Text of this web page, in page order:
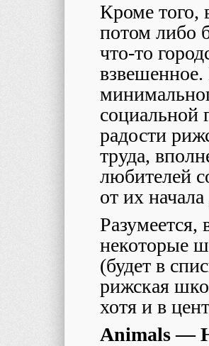
Кроме того,
потом либо
что-то
социальной
радости
труда,
любителей
от их
некоторые
(будет в
рижская
хотя и в
Animals —